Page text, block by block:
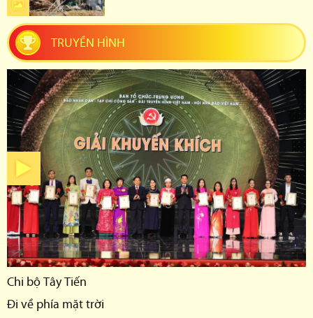
TRUYỀN HÌNH
Chi bộ Tây Tiến
Đi về phía mặt trời